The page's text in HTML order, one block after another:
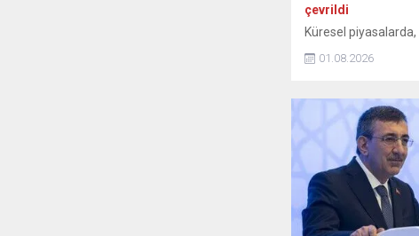
çevrildi
Küresel
merkez
gelişmelerle
ABD’de açıklanacak
verisine çevrildi.
akışından gelen
hisselerindeki sert
açıklanan bilançolar
merkez...
01.08.2026